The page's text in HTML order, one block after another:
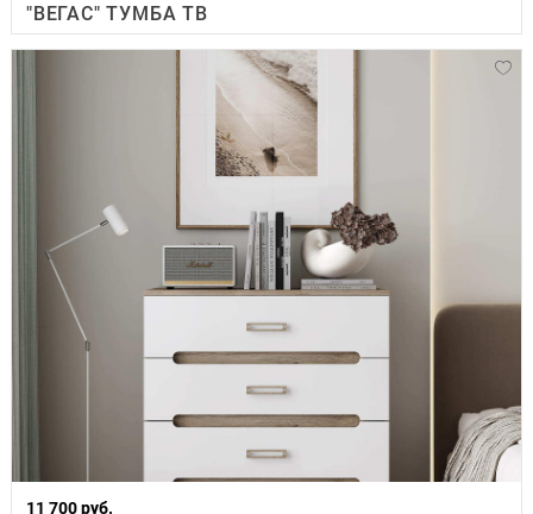
"ВЕГАС" ТУМБА ТВ
11 700 руб.